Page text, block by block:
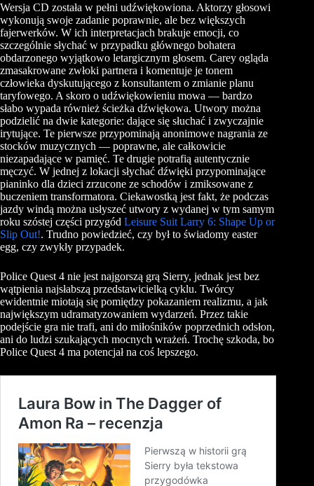
Wersja CD została w pełni udźwiękowiona. Aktorzy głosowi
wykonują swoje zadanie poprawnie, ale bez większych
fajerwerków. W ich interpretacjach brakuje emocji, co
szczególnie słychać w przypadku głównego bohatera
obdarzonego wyjątkowo letargicznym głosem. Carey ogląda
zmasakrowane zwłoki partnera i komentuje je tonem
człowieka dyskutującego z konsultantem o zmianie planu
taryfowego. A skoro o udźwiękowieniu mowa — bardzo
słabo wypada również ścieżka dźwiękowa. Utwory można
podzielić na dwie kategorie: dające się słuchać i zwyczajnie
irytujące. Te pierwsze przypominają anonimowe nagrania ze
stocków muzycznych — poprawne, ale całkowicie
niezapadające w pamięć. Te drugie potrafią autentycznie
męczyć. W jednej z lokacji słychać dźwięki przypominające
pianinko dla dzieci zrzucone ze schodów i zmiksowane z
buczeniem transformatora. Ciekawostką jest fakt, że podczas
jazdy windą można usłyszeć utwory z wydanej w tym samym
roku szóstej części przygód Leisure Suit Larry 6: Shape Up or
Slip Out!. Trudno powiedzieć, czy był to świadomy easter
egg, czy zwykły przypadek.
Police Quest 4 nie jest najgorszą grą Sierry, jednak jest bez
wątpienia najsłabszą przedstawicielką cyklu. Twórcy
ewidentnie miotają się pomiędzy pokazaniem realizmu, a jak
największym udramatyzowaniem wydarzeń. Przez takie
podejście gra nie trafi, ani do miłośników poprzednich odsłon,
ani do ludzi szukających mocnych wrażeń. Trochę szkoda, bo
Police Quest 4 ma potencjał na coś lepszego.